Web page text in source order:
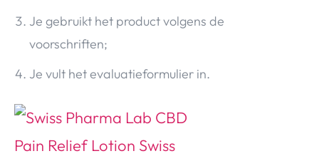
Je gebruikt het product volgens de
voorschriften;
Je vult het evaluatieformulier in.